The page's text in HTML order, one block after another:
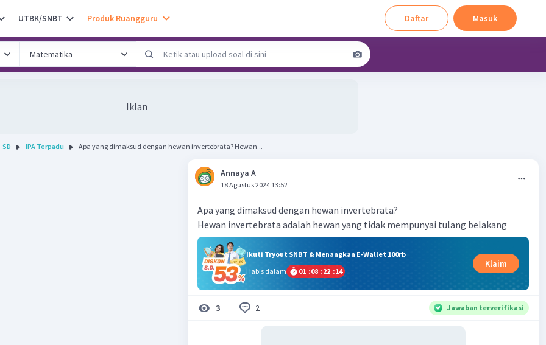
UTBK/SNBT Produk Ruangguru Daftar Masuk
Iklan
SD IPA Terpadu Apa yang dimaksud dengan hewan invertebrata? Hewan...
Annaya A
18 Agustus 2024 13:52
Apa yang dimaksud dengan hewan invertebrata?
Hewan invertebrata adalah hewan yang tidak mempunyai tulang belakang
Ikuti Tryout SNBT & Menangkan E-Wallet 100rb
Habis dalam
01 :08 :22 :13
Klaim
3 2 Jawaban terverifikasi